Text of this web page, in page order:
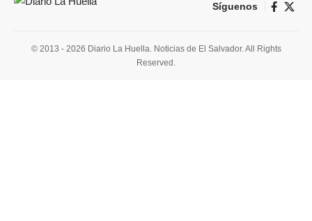
Síguenos
© 2013 - 2026 Diario La Huella. Noticias de El Salvador. All Rights
Reserved.